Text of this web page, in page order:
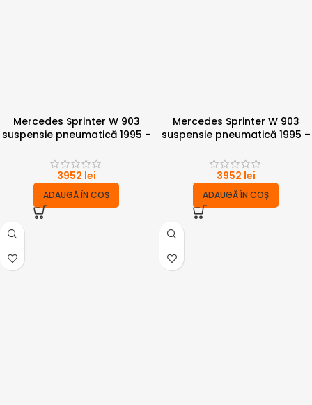
Mercedes Sprinter W 903
suspensie pneumatică 1995 –
3952 lei
ADAUGĂ ÎN COȘ
Mercedes Sprinter W 903
suspensie pneumatică 1995 –
compresor
3952 lei
ADAUGĂ ÎN COȘ